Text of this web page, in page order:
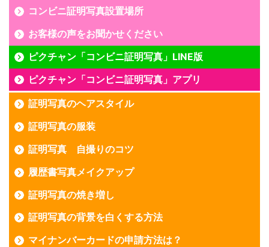
コンビニ証明写真設置場所
お客様の声をお聞かせください
ピクチャン「コンビニ証明写真」LINE版
ピクチャン「コンビニ証明写真」アプリ
証明写真のヘアスタイル
証明写真の服装
証明写真 自撮りのコツ
履歴書写真メイクアップ
証明写真の焼き増し
証明写真の背景を白くする方法
マイナンバーカードの申請方法は？